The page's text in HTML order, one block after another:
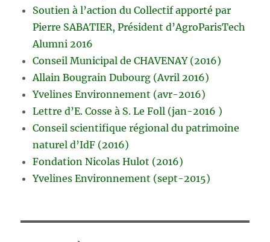
Soutien à l’action du Collectif apporté par
Pierre SABATIER, Président d’AgroParisTech
Alumni 2016
Conseil Municipal de CHAVENAY (2016)
Allain Bougrain Dubourg (Avril 2016)
Yvelines Environnement (avr-2016)
Lettre d’E. Cosse à S. Le Foll (jan-2016 )
Conseil scientifique régional du patrimoine
naturel d’IdF (2016)
Fondation Nicolas Hulot (2016)
Yvelines Environnement (sept-2015)